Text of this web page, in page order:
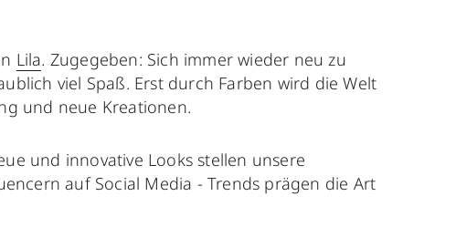
Lila. Zugegeben: Sich immer wieder neu zu
viel Spaß. Erst durch Farben wird die Welt
und neue Kreationen.
und innovative Looks stellen unsere
auf Social Media - Trends prägen die Art